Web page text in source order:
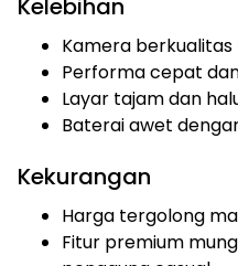
Kelebihan
Kamera berkualitas
Performa cepat
Layar tajam dan
Baterai awet
Kekurangan
Harga tergolong
Fitur premium